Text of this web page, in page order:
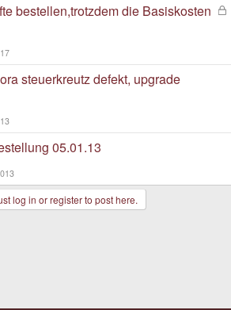
L
e
bestellen,trotzdem die Basiskosten
steuerkreutz defekt, upgrade
05.01.13
log in or register to post here.